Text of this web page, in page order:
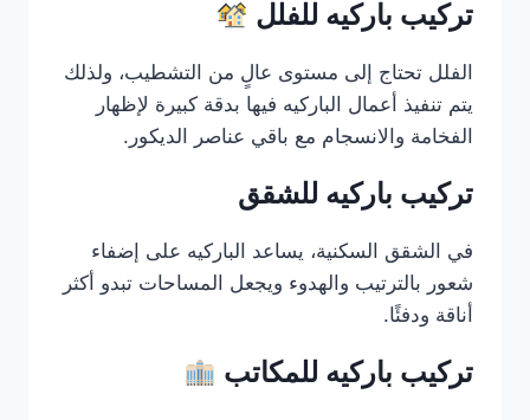
تركيب باركيه للفلل
الفلل تحتاج إلى مستوى عالٍ من التشطيب، ولذلك
يتم تنفيذ أعمال الباركيه فيها بدقة كبيرة لإظهار
الفخامة والانسجام مع باقي عناصر الديكور.
تركيب باركيه للشقق
في الشقق السكنية، يساعد الباركيه على إضفاء
شعور بالترتيب والهدوء ويجعل المساحات تبدو أكثر
أناقة ودفئًا.
تركيب باركيه للمكاتب